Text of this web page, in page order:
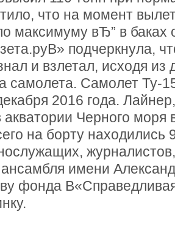
что на момент
максимуму вЂ” в баках
подчеркнула,
и взлетал, исходя из
самолета. Самолет Ту-
2016 года.
Черного моря
на борту находились
ансамбля имени
фонда